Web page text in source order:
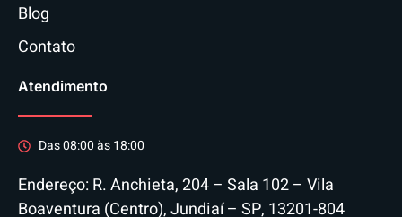
Blog
Contato
Atendimento
Das 08:00 às 18:00
Endereço: R. Anchieta, 204 – Sala 102 – Vila
Boaventura (Centro), Jundiaí – SP, 13201-804